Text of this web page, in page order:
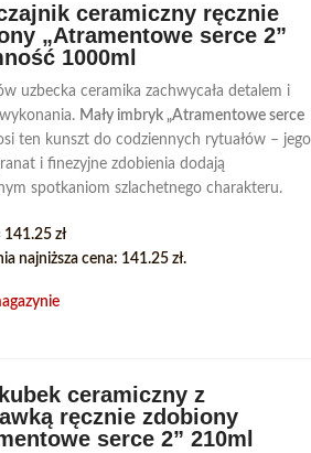
ceramiczny ręcznie
„Atramentowe serce 2”
1000ml
uzbecka ceramika zachwycała detalem i
Mały imbryk „Atramentowe serce
ten kunszt do codziennych rytuałów – jego
i finezyjne zdobienia dodają
spotkaniom szlachetnego charakteru.
141.25 zł
najniższa cena: 141.25 zł.
ceramiczny z
ręcznie zdobiony
serce 2” 210ml